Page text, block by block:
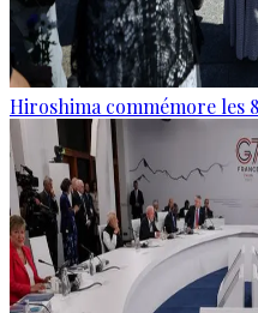
Hiroshima commémore les